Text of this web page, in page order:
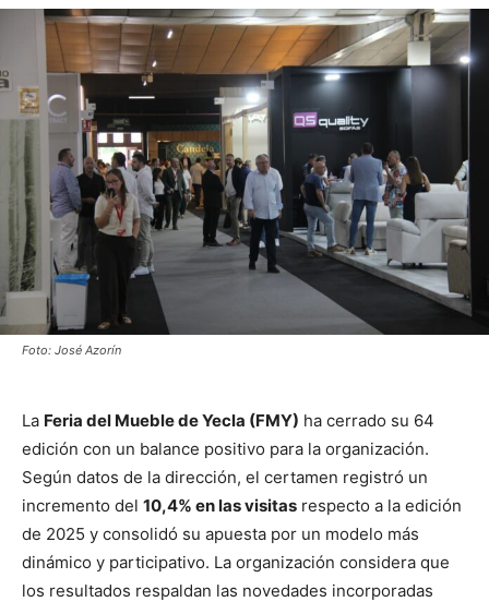
Foto: José Azorín
La Feria del Mueble de Yecla (FMY) ha cerrado su 64
edición con un balance positivo para la organización.
Según datos de la dirección, el certamen registró un
incremento del 10,4% en las visitas respecto a la edición
de 2025 y consolidó su apuesta por un modelo más
dinámico y participativo. La organización considera que
los resultados respaldan las novedades incorporadas